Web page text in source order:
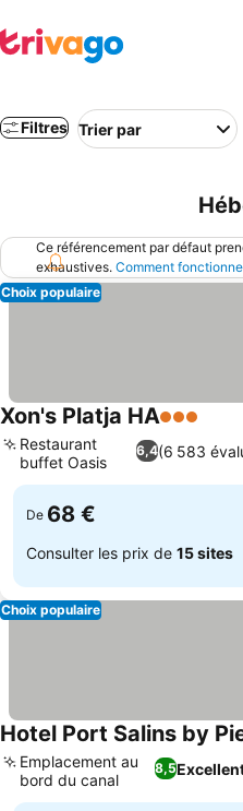
Filtres Trier par
Ce référencement par défaut
exhaustives. Comment
Choix populaire
Xon's Platja HA3 Étoiles
6,4(6 583
Restaurant
buffet Oasis
De 68 €
Consulter les prix de 15 sites
Choix populaire
Hotel Port Salins by
8,5
Emplacement au
bord du canal